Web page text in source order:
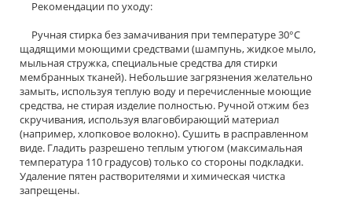
Рекомендации по уходу:
Ручная стирка без замачивания при температуре 30°С
щадящими моющими средствами (шампунь, жидкое мыло,
мыльная стружка, специальные средства для стирки
мембранных тканей). Небольшие загрязнения желательно
замыть, используя теплую воду и перечисленные моющие
средства, не стирая изделие полностью. Ручной отжим без
скручивания, используя влаговбирающий материал
(например, хлопковое волокно). Сушить в расправленном
виде. Гладить разрешено теплым утюгом (максимальная
температура 110 градусов) только со стороны подкладки.
Удаление пятен растворителями и химическая чистка
запрещены.